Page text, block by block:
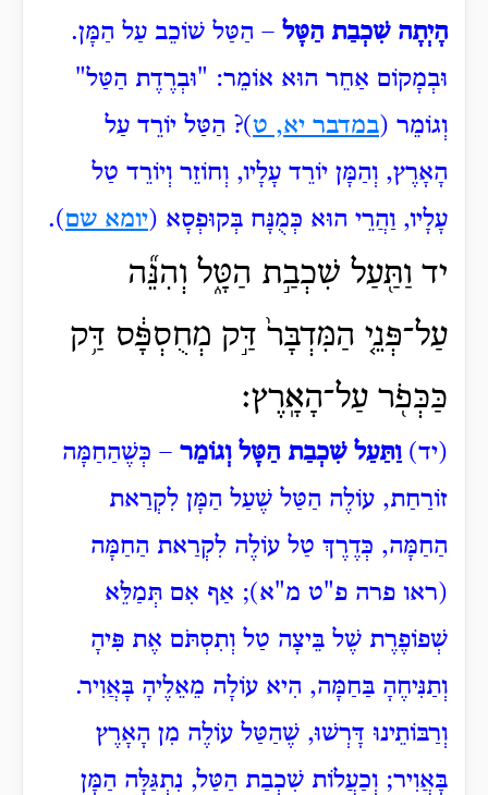
הָיְתָה שִׁכְבַת הַטָּל – הַטַּל שׁוֹכֵב עַל הַמָּן.
וּבְמָקוֹם אַחֵר הוּא אוֹמֵר: "וּבְרֶדֶת הַטַּל"
וְגוֹמֵר (במדבר יא, ט)? הַטַּל יוֹרֵד עַל
הָאָרֶץ, וְהַמָּן יוֹרֵד עָלָיו, וְחוֹזֵר וְיוֹרֵד טַל
עָלָיו, וַהֲרֵי הוּא כְּמֻנָּח בְּקוּפְסָא (יומא שם).
יד וַתַּ֖עַל שִׁכְבַ֣ת הַטָּ֑ל וְהִנֵּ֞ה
עַל־פְּנֵ֤י הַמִּדְבָּר֙ דַּ֣ק מְחֻסְפָּ֔ס דַּ֥ק
כַּכְּפֹ֖ר עַל־הָאָֽרֶץ׃
(יד)וַתַּעַל שִׁכְבַת הַטָּל וְגוֹמֵר – כְּשֶׁהַחַמָּה
זוֹרַחַת, עוֹלֶה הַטַּל שֶׁעַל הַמָּן לִקְרַאת
הַחַמָּה, כְּדֶרֶךְ טַל עוֹלֶה לִקְרַאת הַחַמָּה
(ראו פרה פ"ט מ"א); אַף אִם תְּמַלֵּא
שְׁפוֹפֶרֶת שֶׁל בֵּיצָה טַל וְתִסְתֹּם אֶת פִּיהָ
וְתַנִּיחֶהָ בַּחַמָּה, הִיא עוֹלָה מֵאֵלֶיהָ בָּאֲוִיר.
וְרַבּוֹתֵינוּ דָּרְשׁוּ, שֶׁהַטַּל עוֹלֶה מִן הָאָרֶץ
בָּאֲוִיר; וְכַעֲלוֹת שִׁכְבַת הַטַּל, נִתְגַּלָּה הַמָּן